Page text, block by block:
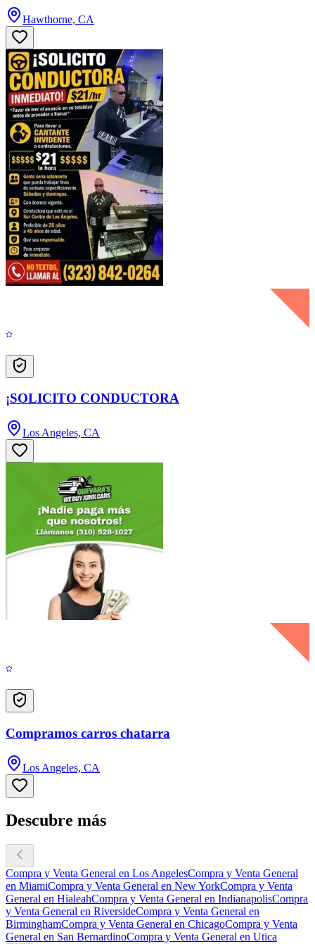
Hawthorne, CA
¡SOLICITO CONDUCTORA
Los Angeles, CA
Compramos carros chatarra
Los Angeles, CA
Descubre más
Compra y Venta General en Los AngelesCompra y Venta General
en MiamiCompra y Venta General en New YorkCompra y Venta
General en HialeahCompra y Venta General en IndianapolisCompra
y Venta General en RiversideCompra y Venta General en
BirminghamCompra y Venta General en ChicagoCompra y Venta
General en San BernardinoCompra y Venta General en Utica